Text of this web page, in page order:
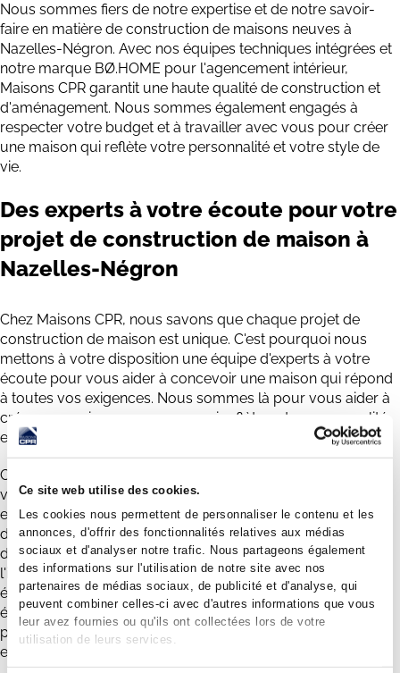
Ce site web utilise des cookies.
Les cookies nous permettent de personnaliser le contenu et les
annonces, d'offrir des fonctionnalités relatives aux médias
sociaux et d'analyser notre trafic. Nous partageons également
des informations sur l'utilisation de notre site avec nos
partenaires de médias sociaux, de publicité et d'analyse, qui
peuvent combiner celles-ci avec d'autres informations que vous
leur avez fournies ou qu'ils ont collectées lors de votre
utilisation de leurs services.
Nous sommes fiers de notre expertise et de notre savoir-
faire en matière de construction de maisons neuves à
Nazelles-Négron. Avec nos équipes techniques intégrées et
notre marque BØ.HOME pour l'agencement intérieur,
Maisons CPR garantit une haute qualité de construction et
d'aménagement. Nous sommes également engagés à
respecter votre budget et à travailler avec vous pour créer
une maison qui reflète votre personnalité et votre style de
vie.
Des experts à votre écoute pour votre
projet de construction de maison à
Nazelles-Négron
Chez Maisons CPR, nous savons que chaque projet de
construction de maison est unique. C'est pourquoi nous
mettons à votre disposition une équipe d'experts à votre
écoute pour vous aider à concevoir une maison qui répond
à toutes vos exigences. Nous sommes là pour vous aider à
créer une maison sur mesure qui reflète votre personnalité
et votre style de vie, tout en respectant votre budget.
Chez Maisons CPR, nous sommes également à l'écoute de
vos préoccupations environnementales. Nous sommes
engagés dans la construction de maisons écologiques et
durables à Nazelles-Négron. Nous utilisons des matériaux
de qualité et respectueux de l'environnement pour réduire
l'impact de la construction sur la planète. Nous sommes
également conscients de l'importance de l'efficacité
énergétique dans les maisons neuves et nous travaillons
pour vous offrir des maisons qui sont à la fois confortables
et économes en énergie.